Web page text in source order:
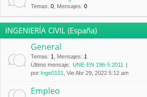
Temas: 0 Mensajes: 0
INGENIERÍA CIVIL (España)
General
Temas: 1 Mensajes: 1
Último mensaje: UNE-EN 196-5:2011
por Inge0101 , Vie Abr 29, 2022 5:12 am
Empleo